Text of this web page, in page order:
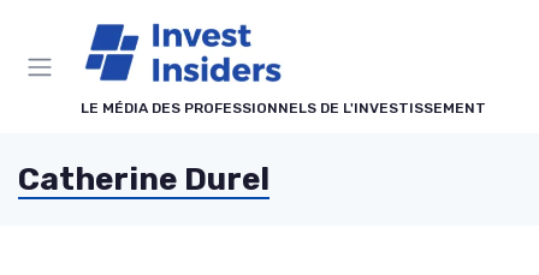
LE MÉDIA DES PROFESSIONNELS DE L'INVESTISSEMENT
Catherine Durel